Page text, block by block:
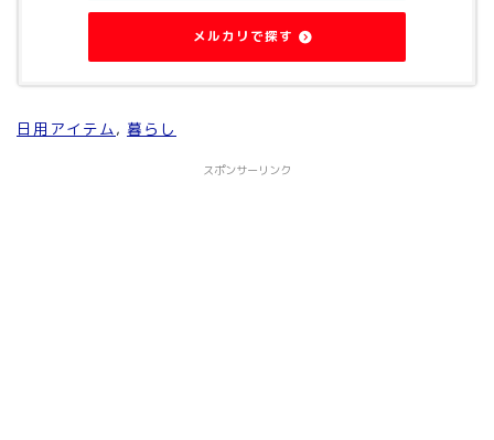
メルカリで探す
日用アイテム , 暮らし
スポンサーリンク